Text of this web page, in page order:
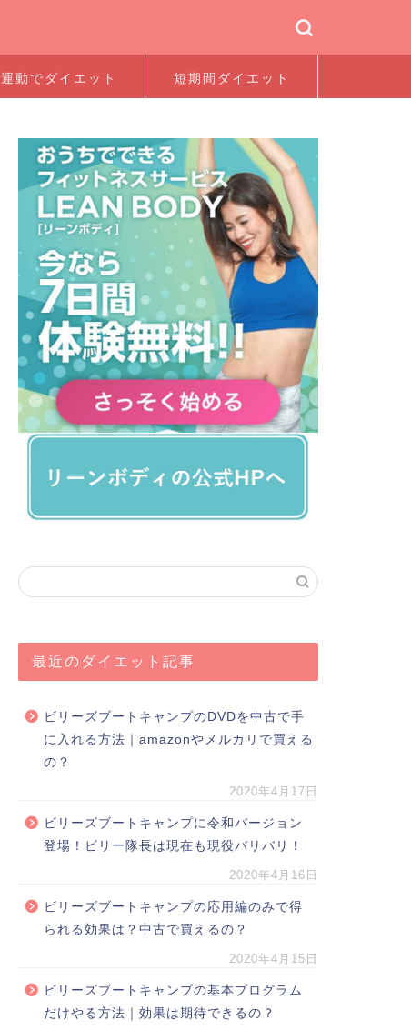
運動でダイエット 短期間ダイエット
最近のダイエット記事
ビリーズブートキャンプのDVDを中古で手
に入れる方法｜amazonやメルカリで買える
の？
2020年4月17日
ビリーズブートキャンプに令和バージョン
登場！ビリー隊長は現在も現役バリバリ！
2020年4月16日
ビリーズブートキャンプの応用編のみで得
られる効果は？中古で買えるの？
2020年4月15日
ビリーズブートキャンプの基本プログラム
だけやる方法｜効果は期待できるの？